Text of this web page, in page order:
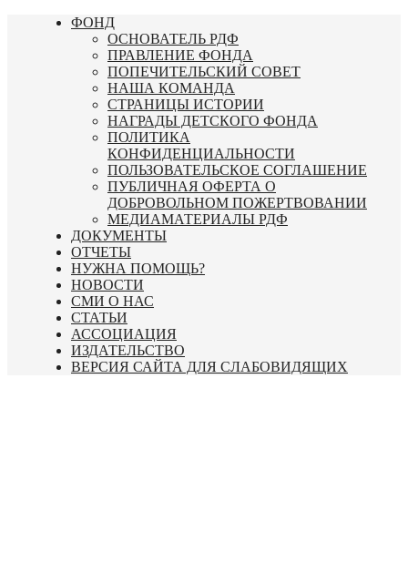
Перейти
ФОНД
ОСНОВАТЕЛЬ РДФ
ПРАВЛЕНИЕ ФОНДА
ПОПЕЧИТЕЛЬСКИЙ СОВЕТ
НАША КОМАНДА
СТРАНИЦЫ ИСТОРИИ
НАГРАДЫ ДЕТСКОГО ФОНДА
ПОЛИТИКА
КОНФИДЕНЦИАЛЬНОСТИ
ПОЛЬЗОВАТЕЛЬСКОЕ СОГЛАШЕНИЕ
ПУБЛИЧНАЯ ОФЕРТА О
ДОБРОВОЛЬНОМ ПОЖЕРТВОВАНИИ
МЕДИАМАТЕРИАЛЫ РДФ
ДОКУМЕНТЫ
ОТЧЕТЫ
НУЖНА ПОМОЩЬ?
НОВОСТИ
СМИ О НАС
СТАТЬИ
АССОЦИАЦИЯ
ИЗДАТЕЛЬСТВО
ВЕРСИЯ САЙТА ДЛЯ СЛАБОВИДЯЩИХ